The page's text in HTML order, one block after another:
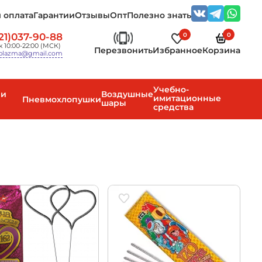
оплатаГарантииОтзывыОптПолезно знать
90-88
10:00-22:00 (МСК)
Перезвонить
0
Избранное
0
Корзина
ПневмохлопушкиВоздушные
шары
Учебно-
имитационные
средства